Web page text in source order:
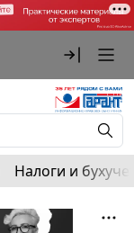
Налоги и